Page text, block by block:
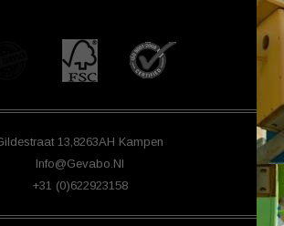
13,8263AH Kampen
Info@gevabo.nl
+31 (0)622923158